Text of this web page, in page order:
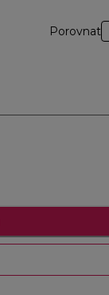
Porovnat